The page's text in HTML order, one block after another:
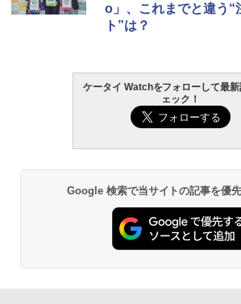
o」、これまでと違う“
ト”は？
ケータイ Watchをフォローして最
ェック！
Google 検索で当サイトの記事を優